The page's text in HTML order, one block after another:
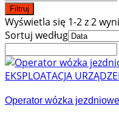
Filtruj
Wyświetla się 1-2 z 2
Sortuj według
EKSPLOATACJA
Operator wózka